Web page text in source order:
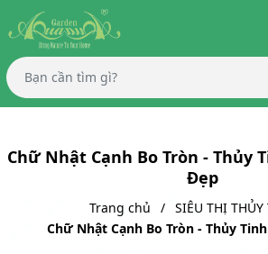
Chữ Nhật Cạnh Bo Tròn - Thủy
Đẹp
Trang chủ
SIÊU THỊ THỦY
Chữ Nhật Cạnh Bo Tròn - Thủy